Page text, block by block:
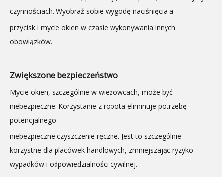
czynnościach. Wyobraź sobie wygodę naciśnięcia a
przycisk i mycie okien w czasie wykonywania innych
obowiązków.
Zwiększone bezpieczeństwo
Mycie okien, szczególnie w wieżowcach, może być
niebezpieczne. Korzystanie z robota eliminuje potrzebę
potencjalnego
niebezpieczne czyszczenie ręczne. Jest to szczególnie
korzystne dla placówek handlowych, zmniejszając ryzyko
wypadków i odpowiedzialności cywilnej.